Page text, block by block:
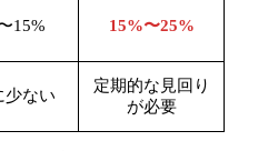
15% 15%〜25%
少ない
定期的な見回り
が必要